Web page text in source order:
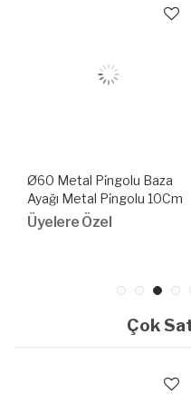
Ø60 Metal Pi̇ngolu Baza
Ayağı Metal Pi̇ngolu 10Cm
Üyelere Özel
Çok